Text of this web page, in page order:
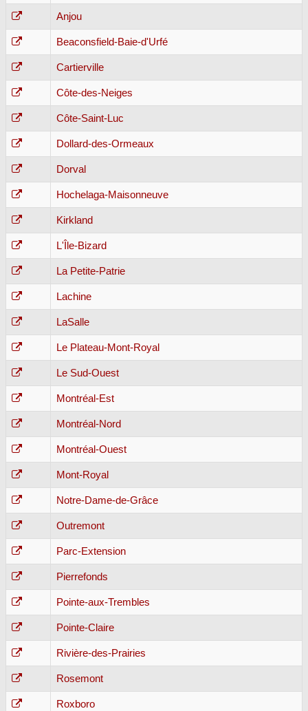
Anjou
Beaconsfield-Baie-d'Urfé
Cartierville
Côte-des-Neiges
Côte-Saint-Luc
Dollard-des-Ormeaux
Dorval
Hochelaga-Maisonneuve
Kirkland
L'Île-Bizard
La Petite-Patrie
Lachine
LaSalle
Le Plateau-Mont-Royal
Le Sud-Ouest
Montréal-Est
Montréal-Nord
Montréal-Ouest
Mont-Royal
Notre-Dame-de-Grâce
Outremont
Parc-Extension
Pierrefonds
Pointe-aux-Trembles
Pointe-Claire
Rivière-des-Prairies
Rosemont
Roxboro